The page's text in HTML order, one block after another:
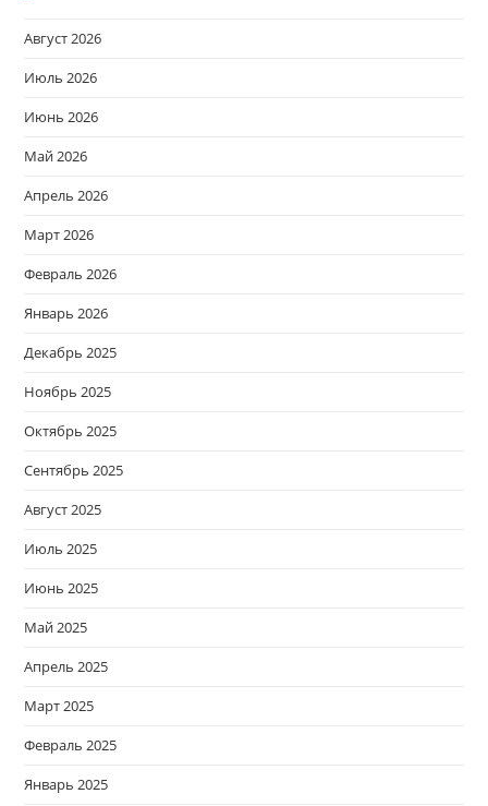
Август 2026
Июль 2026
Июнь 2026
Май 2026
Апрель 2026
Март 2026
Февраль 2026
Январь 2026
Декабрь 2025
Ноябрь 2025
Октябрь 2025
Сентябрь 2025
Август 2025
Июль 2025
Июнь 2025
Май 2025
Апрель 2025
Март 2025
Февраль 2025
Январь 2025